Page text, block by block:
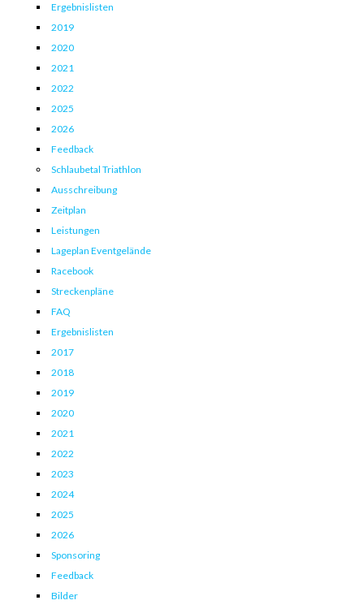
Ergebnislisten
2019
2020
2021
2022
2025
2026
Feedback
Schlaubetal Triathlon
Ausschreibung
Zeitplan
Leistungen
Lageplan Eventgelände
Racebook
Streckenpläne
FAQ
Ergebnislisten
2017
2018
2019
2020
2021
2022
2023
2024
2025
2026
Sponsoring
Feedback
Bilder